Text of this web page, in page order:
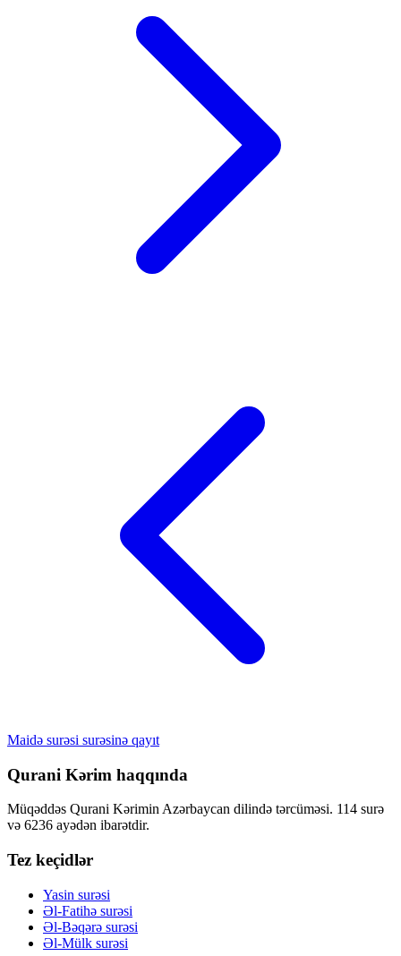
Maidə surəsi surəsinə qayıt
Qurani Kərim haqqında
Müqəddəs Qurani Kərimin Azərbaycan dilində tərcüməsi. 114 surə
və 6236 ayədən ibarətdir.
Tez keçidlər
Yasin surəsi
Əl-Fatihə surəsi
Əl-Bəqərə surəsi
Əl-Mülk surəsi